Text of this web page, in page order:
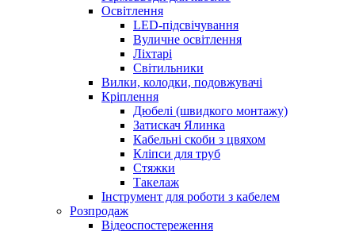
Освітлення
LED-підсвічування
Вуличне освітлення
Ліхтарі
Світильники
Вилки, колодки, подовжувачі
Кріплення
Дюбелі (швидкого монтажу)
Затискач Ялинка
Кабельні скоби з цвяхом
Кліпси для труб
Стяжки
Такелаж
Інструмент для роботи з кабелем
Розпродаж
Відеоспостереження